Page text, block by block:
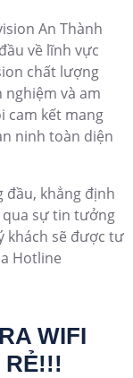
An Thành
về lĩnh vực
chất lượng
nghiệm và am
cam kết mang
ninh toàn diện
đầu, khẳng định
qua sự tin tưởng
khách sẽ được tư
Hotline
WIFI
RẺ!!!